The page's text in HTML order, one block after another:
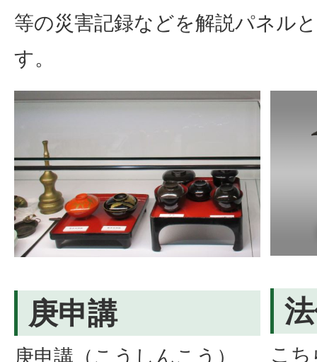
等の災害記録などを解説パネル
す。
庚申講
庚申講（こうしんこう） こ